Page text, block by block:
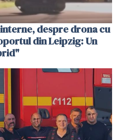
despre drona cu
din Leipzig: Un